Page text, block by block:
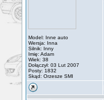
Model: Inne auto
Wersja: Inna
Silnik: Inny
Imię: Adam
Wiek: 38
Dołączył: 03 Lut 2007
Posty: 1832
Skąd: Orzesze SMI